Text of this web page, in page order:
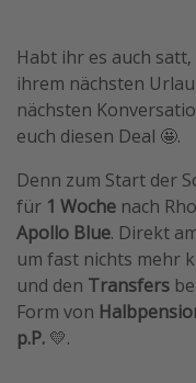
Reise Journal
Familienurlaub in
Rundreisen in Thailand
Reisepassfreie
Travel Know How
Silvesterreisen
Last Minute Urlaub
Last Minute Urlaub
Habt ihr es auch
ihrem nächsten
nächsten
euch diesen Deal 🤩.
Denn zum Start der
für 1 Woche nach
Apollo Blue. Direkt
um fast nichts mehr
und den Transfers
Form von
p.P. 💛.